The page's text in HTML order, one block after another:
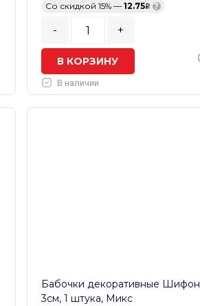
Со скидкой 15% — 12.75 ?
- +
В КОРЗИНУ
В наличии
Бабочки декоративные Шифон
3см, 1 штука, Микс